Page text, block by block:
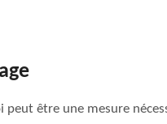
être une mesure